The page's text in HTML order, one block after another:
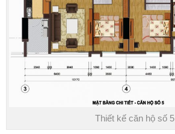
Thiết kế căn hộ số 5